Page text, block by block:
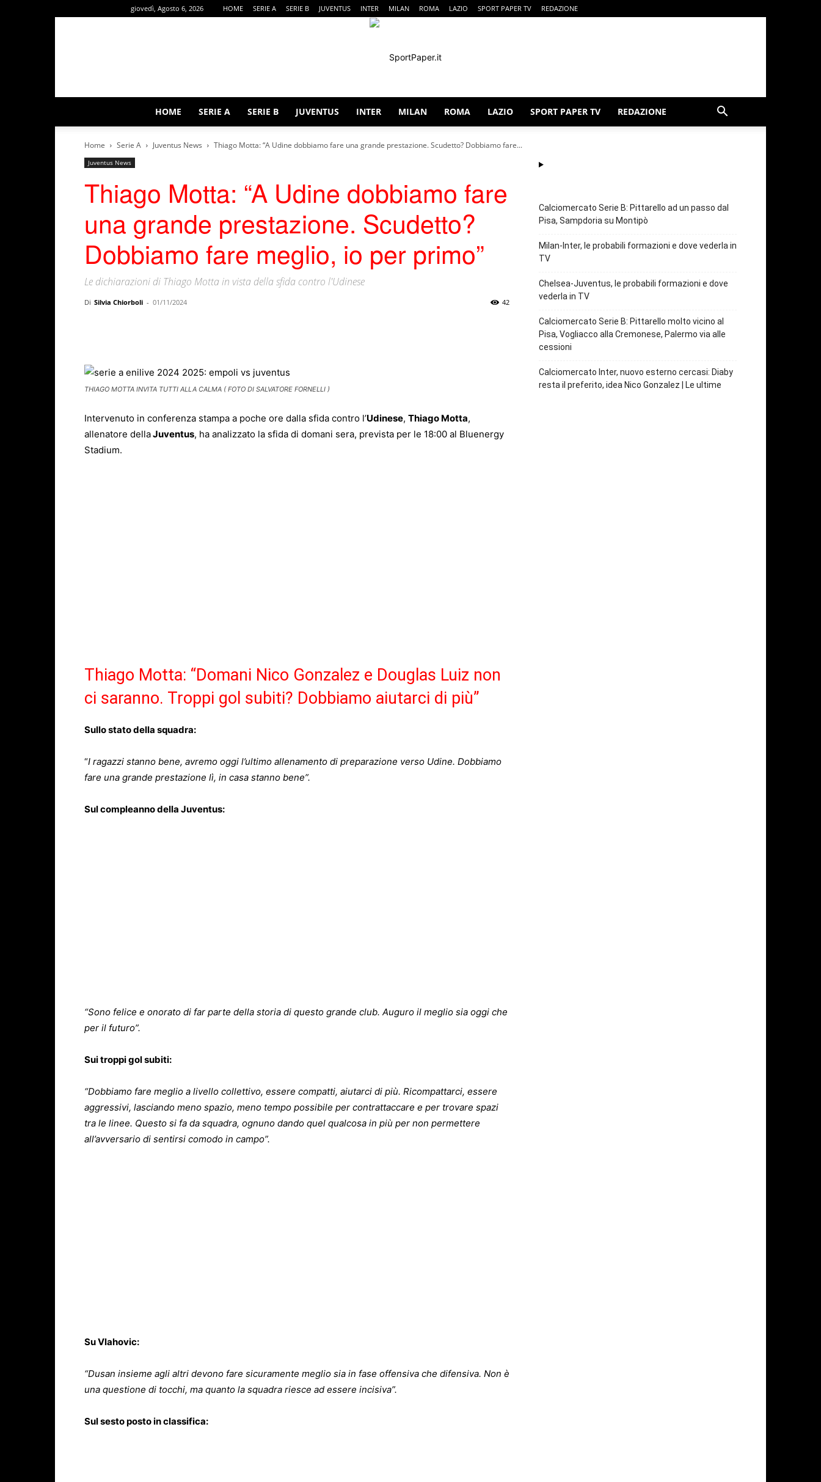
giovedì, Agosto 6, 2026 HOME SERIE A SERIE B JUVENTUS INTER MILAN ROMA LAZIO SPORT PAPER TV REDAZIONE
HOME SERIE A SERIE B JUVENTUS INTER MILAN ROMA LAZIO SPORT PAPER TV REDAZIONE
Home Serie A Juventus News Thiago Motta: “A Udine dobbiamo fare una grande prestazione. Scudetto? Dobbiamo fare...
Juventus News
Thiago Motta: “A Udine dobbiamo fare
una grande prestazione. Scudetto?
Dobbiamo fare meglio, io per primo”
Le dichiarazioni di Thiago Motta in vista della sfida contro l'Udinese
Di Silvia Chiorboli - 01/11/2024 42
THIAGO MOTTA INVITA TUTTI ALLA CALMA ( FOTO DI SALVATORE FORNELLI )
Intervenuto in conferenza stampa a poche ore dalla sfida contro l’Udinese, Thiago Motta,
allenatore dellaJuventus, ha analizzato la sfida di domani sera, prevista per le 18:00 al Bluenergy
Stadium.
Thiago Motta: “Domani Nico Gonzalez e Douglas Luiz non
ci saranno. Troppi gol subiti? Dobbiamo aiutarci di più”
Sullo stato della squadra:
“I ragazzi stanno bene, avremo oggi l’ultimo allenamento di preparazione verso Udine. Dobbiamo
fare una grande prestazione lì, in casa stanno bene”.
Sul compleanno della Juventus:
“Sono felice e onorato di far parte della storia di questo grande club. Auguro il meglio sia oggi che
per il futuro”.
Sui troppi gol subiti:
“Dobbiamo fare meglio a livello collettivo, essere compatti, aiutarci di più. Ricompattarci, essere
aggressivi, lasciando meno spazio, meno tempo possibile per contrattaccare e per trovare spazi
tra le linee. Questo si fa da squadra, ognuno dando quel qualcosa in più per non permettere
all’avversario di sentirsi comodo in campo”.
Su Vlahovic:
“Dusan insieme agli altri devono fare sicuramente meglio sia in fase offensiva che difensiva. Non è
una questione di tocchi, ma quanto la squadra riesce ad essere incisiva”.
Sul sesto posto in classifica:
Calciomercato Serie B: Pittarello ad un passo dal
Pisa, Sampdoria su Montipò
Milan-Inter, le probabili formazioni e dove vederla in
TV
Chelsea-Juventus, le probabili formazioni e dove
vederla in TV
Calciomercato Serie B: Pittarello molto vicino al
Pisa, Vogliacco alla Cremonese, Palermo via alle
cessioni
Calciomercato Inter, nuovo esterno cercasi: Diaby
resta il preferito, idea Nico Gonzalez | Le ultime